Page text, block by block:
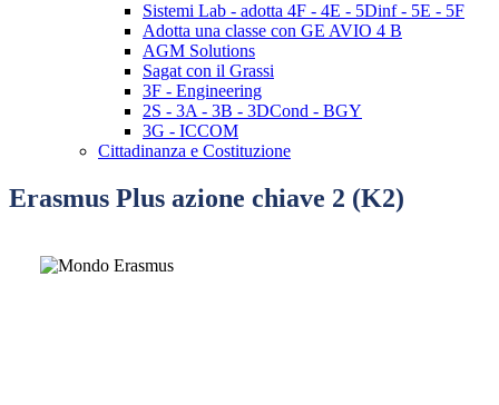
Sistemi Lab - adotta 4F - 4E - 5Dinf - 5E - 5F
Adotta una classe con GE AVIO 4 B
AGM Solutions
Sagat con il Grassi
3F - Engineering
2S - 3A - 3B - 3DCond - BGY
3G - ICCOM
Cittadinanza e Costituzione
Erasmus Plus azione chiave 2 (K2)